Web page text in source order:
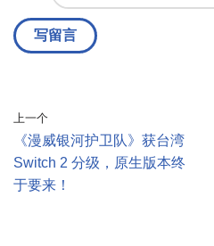
上一个
《漫威银河护卫队》获台湾
Switch 2 分级，原生版本终
于要来！